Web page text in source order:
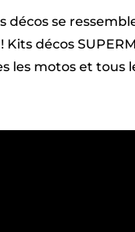
décos se
décos
les motos et tous